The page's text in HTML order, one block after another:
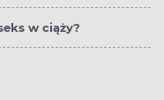
w ciąży?